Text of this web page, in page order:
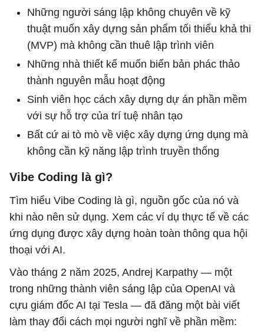
Những người sáng lập không chuyên về kỹ
thuật muốn xây dựng sản phẩm tối thiểu khả thi
(MVP) mà không cần thuê lập trình viên
Những nhà thiết kế muốn biến bản phác thảo
thành nguyên mẫu hoạt động
Sinh viên học cách xây dựng dự án phần mềm
với sự hỗ trợ của trí tuệ nhân tạo
Bất cứ ai tò mò về việc xây dựng ứng dụng mà
không cần kỹ năng lập trình truyền thống
Vibe Coding là gì?
Tìm hiểu Vibe Coding là gì, nguồn gốc của nó và
khi nào nên sử dụng. Xem các ví dụ thực tế về các
ứng dụng được xây dựng hoàn toàn thông qua hội
thoại với AI.
Vào tháng 2 năm 2025, Andrej Karpathy — một
trong những thành viên sáng lập của OpenAI và
cựu giám đốc AI tại Tesla — đã đăng một bài viết
làm thay đổi cách mọi người nghĩ về phần mềm: